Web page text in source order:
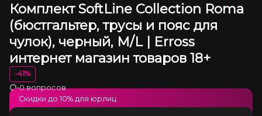
Комплект SoftLine Collection Roma
(бюстгальтер, трусы и пояс для
чулок), черный, M/L | Erross
интернет магазин товаров 18+
-41%
Загрузка
•0 вопросов
Скидки до 10% для юрлиц